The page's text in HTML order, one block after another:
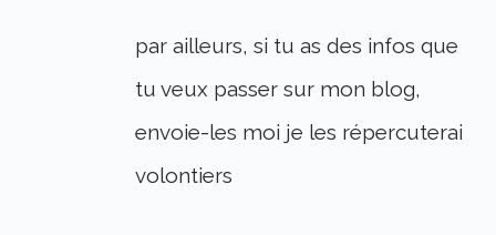
par ailleurs, si tu as des infos que
tu veux passer sur mon blog,
envoie-les moi je les répercuterai
volontiers